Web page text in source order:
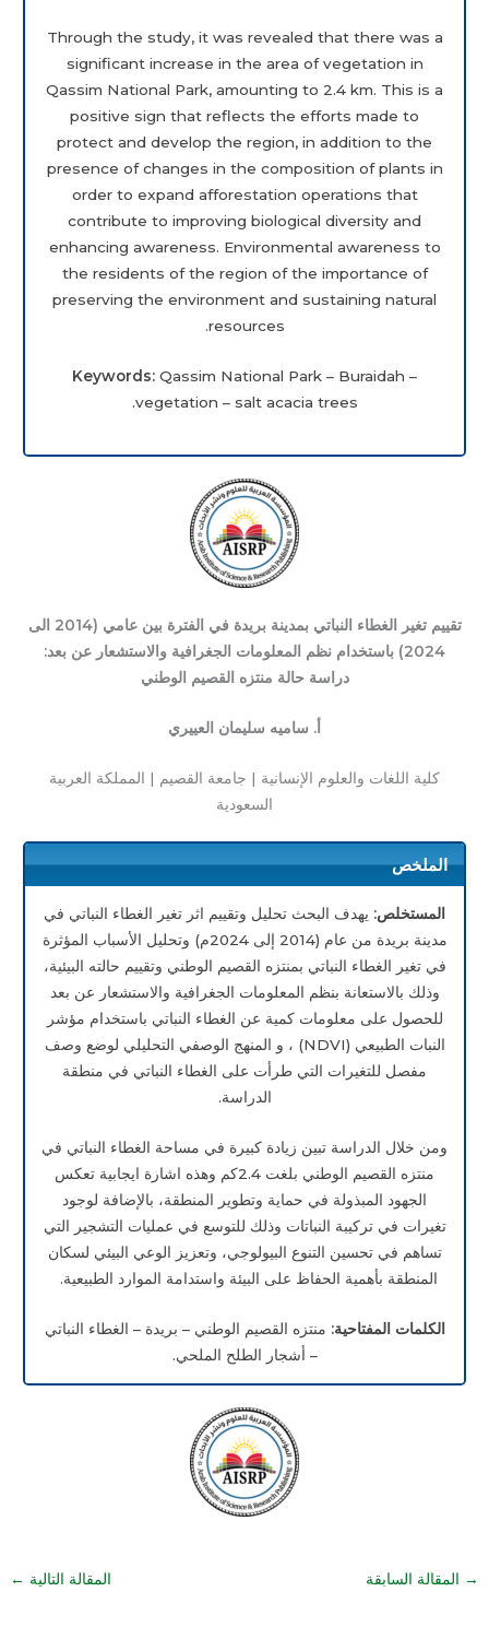
Through the study, it was revealed that there was a
significant increase in the area ofvegetation in
Qassim National Park, amounting to 2.4 km. This is a
positive sign that reflects the efforts made to
protect and develop the region, in addition to the
presence of changes in the composition of plants in
order to expand afforestation operations that
contribute to improving biological diversity and
enhancing awareness. Environmental awareness to
the residents of the region of the importance of
preserving the environment and sustaining natural
resources.
Keywords: Qassim National Park – Buraidah –
vegetation – salt acacia trees.
تقييم تغير الغطاء النباتي بمدينة بريدة في الفترة بين عامي (2014 الى
2024) باستخدام نظم المعلومات الجغرافية والاستشعار عن بعد:
دراسة حالة منتزه القصيم الوطني
أ. ساميه سليمان العييري
كلية اللغات والعلوم الإنسانية | جامعة القصيم | المملكة العربية
السعودية
الملخص
المستخلص: يهدف البحث تحليل وتقييم اثر تغير الغطاء النباتي في
مدينة بريدة من عام (2014 إلى 2024م)
وتحليل الأسباب المؤثرة
في تغير الغطاء النباتي بمنتزه القصيم الوطني وتقييم حالته البيئية،
وذلك بالاستعانة بنظم المعلومات الجغرافية والاستشعار عن بعد
للحصول على معلومات كمية عن الغطاء النباتي باستخدام مؤشر
النبات الطبيعي (NDVI) ، و المنهج الوصفي التحليلي لوضع وصف
مفصل للتغيرات التي طرأت على الغطاء النباتي في منطقة
الدراسة.
ومن خلال الدراسة تبين زيادة كبيرة في مساحة الغطاء النباتي في
منتزه القصيم الوطني بلغت 2.4كم وهذه اشارة ايجابية تعكس
الجهود المبذولة في حماية وتطوير المنطقة، بالإضافة لوجود
تغيرات في تركيبة النباتات وذلك للتوسع في عمليات التشجير التي
تساهم في تحسين التنوع البيولوجي، وتعزيز الوعي البيئي لسكان
المنطقة بأهمية الحفاظ على البيئة واستدامة الموارد الطبيعية.
الكلمات المفتاحية: منتزه القصيم الوطني – بريدة – الغطاء النباتي
– أشجار الطلح الملحي.
→ المقالة السابقة المقالة التالية ←